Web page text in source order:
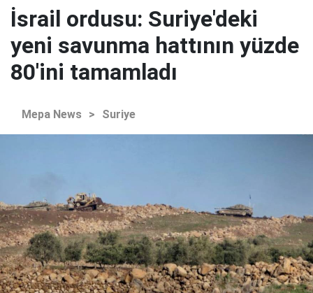
İsrail ordusu: Suriye'deki
yeni savunma hattının yüzde
80'ini tamamladı
Mepa News > Suriye